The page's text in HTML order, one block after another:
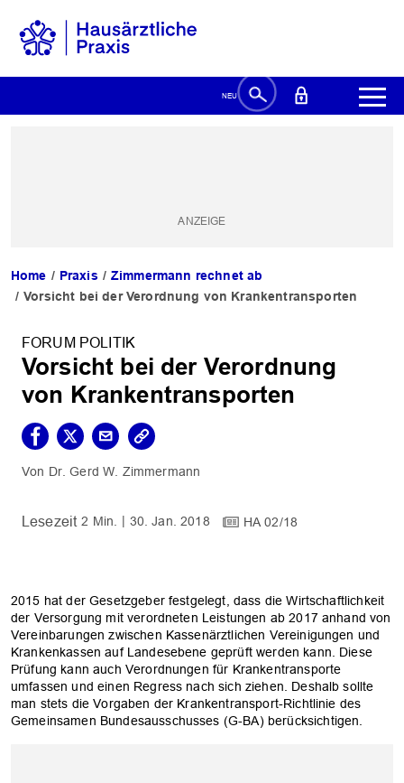
Home Praxis
Zimmermann rechnet ab
Vorsicht bei der Verordnung von Krankentransporten
FORUM POLITIK
Vorsicht bei der Verordnung
von Krankentransporten
Dr. Gerd W. Zimmermann
2 Min. 30. Jan. 2018 HA 02/18
2015 hat der Gesetzgeber festgelegt, dass die Wirtschaftlichkeit
der Versorgung mit verordneten Leistungen ab 2017 anhand von
Vereinbarungen zwischen Kassenärztlichen Vereinigungen und
Krankenkassen auf Landesebene geprüft werden kann. Diese
Prüfung kann auch Verordnungen für Krankentransporte
umfassen und einen Regress nach sich ziehen. Deshalb sollte
man stets die Vorgaben der Krankentransport-Richtlinie des
Gemeinsamen Bundesausschusses (G-BA) berücksichtigen.